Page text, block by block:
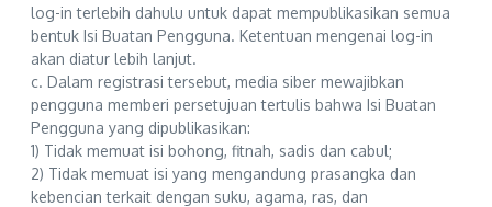
log-in terlebih dahulu untuk dapat mempublikasikan semua
bentuk Isi Buatan Pengguna. Ketentuan mengenai log-in
akan diatur lebih lanjut.
c. Dalam registrasi tersebut, media siber mewajibkan
pengguna memberi persetujuan tertulis bahwa Isi Buatan
Pengguna yang dipublikasikan:
1) Tidak memuat isi bohong, fitnah, sadis dan cabul;
2) Tidak memuat isi yang mengandung prasangka dan
kebencian terkait dengan suku, agama, ras, dan